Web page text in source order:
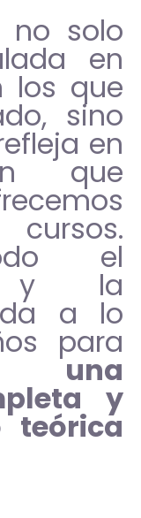
no solo
en
los que
sino
en
que
el
y la
a lo
para
una
y
teórica